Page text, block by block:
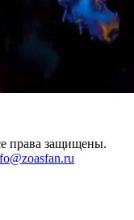
права защищены.